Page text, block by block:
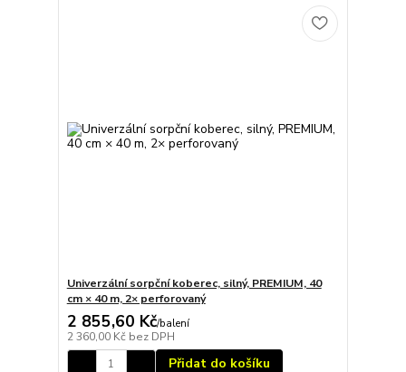
Univerzální sorpční koberec, silný, PREMIUM, 40
cm × 40 m, 2× perforovaný
2 855,60 Kč/balení
2 360,00 Kč bez DPH
Přidat do košíku